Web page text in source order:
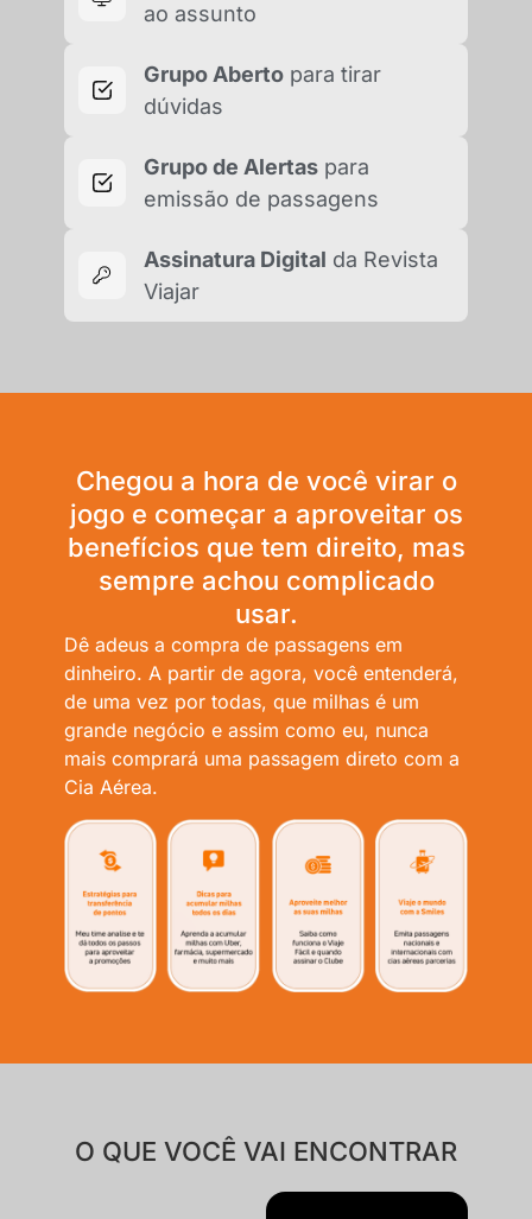
ao assunto
Grupo Aberto para tirar
dúvidas
Grupo de Alertas para
emissão de passagens
Assinatura Digital da Revista
Viajar
Chegou a hora de você virar o
jogo e começar a aproveitar os
benefícios que tem direito, mas
sempre achou complicado
usar.
Dê adeus a compra de passagens em
dinheiro. A partir de agora, você entenderá,
de uma vez por todas, que milhas é um
grande negócio e assim como eu, nunca
mais comprará uma passagem direto com a
Cia Aérea.
O QUE VOCÊ VAI ENCONTRAR